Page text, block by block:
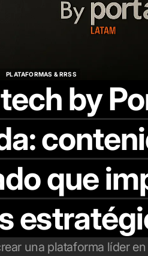
PLATAFORMAS & RRSS
by
que
una plataforma líder
modeladas. Así
funciona el nuevo
ago. 7, 2026